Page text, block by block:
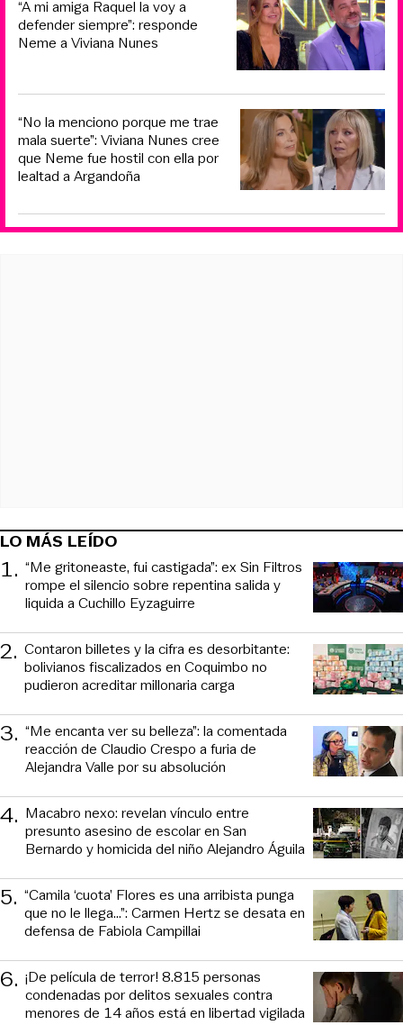
“A mi amiga Raquel la voy a
defender siempre”: responde
Neme a Viviana Nunes
“No la menciono porque me trae
mala suerte”: Viviana Nunes cree
que Neme fue hostil con ella por
lealtad a Argandoña
LO MÁS LEÍDO
1. “Me gritoneaste, fui castigada”: ex Sin Filtros
rompe el silencio sobre repentina salida y
liquida a Cuchillo Eyzaguirre
2. Contaron billetes y la cifra es desorbitante:
bolivianos fiscalizados en Coquimbo no
pudieron acreditar millonaria carga
3. “Me encanta ver su belleza”: la comentada
reacción de Claudio Crespo a furia de
Alejandra Valle por su absolución
4. Macabro nexo: revelan vínculo entre
presunto asesino de escolar en San
Bernardo y homicida del niño Alejandro Águila
5. “Camila ‘cuota’ Flores es una arribista punga
que no le llega...”: Carmen Hertz se desata en
defensa de Fabiola Campillai
6. ¡De película de terror! 8.815 personas
condenadas por delitos sexuales contra
menores de 14 años está en libertad vigilada